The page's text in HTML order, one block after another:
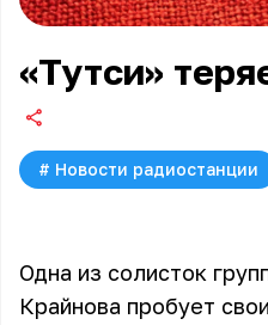
«Тутси»
# Новости радиостанции
Одна из солисток
Крайнова пробует